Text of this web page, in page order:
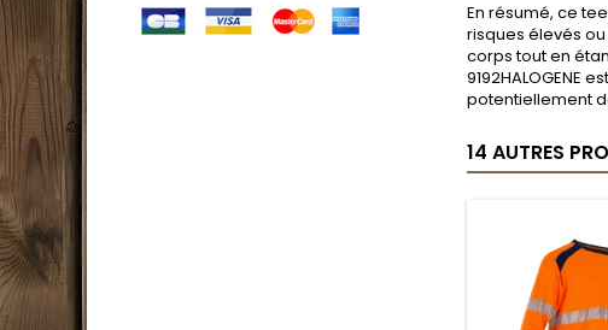
En résumé, ce
risques élevés
corps tout en
potentiellement
14 AUTRES